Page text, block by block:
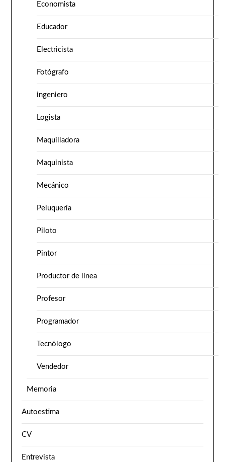
Economista
Educador
Electricista
Fotógrafo
ingeniero
Logista
Maquilladora
Maquinista
Mecánico
Peluquería
Piloto
Pintor
Productor de línea
Profesor
Programador
Tecnólogo
Vendedor
Memoria
Autoestima
CV
Entrevista